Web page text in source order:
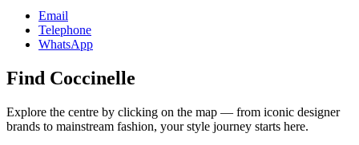
Email
Telephone
WhatsApp
Find Coccinelle
Explore the centre by clicking on the map — from iconic designer
brands to mainstream fashion, your style journey starts here.